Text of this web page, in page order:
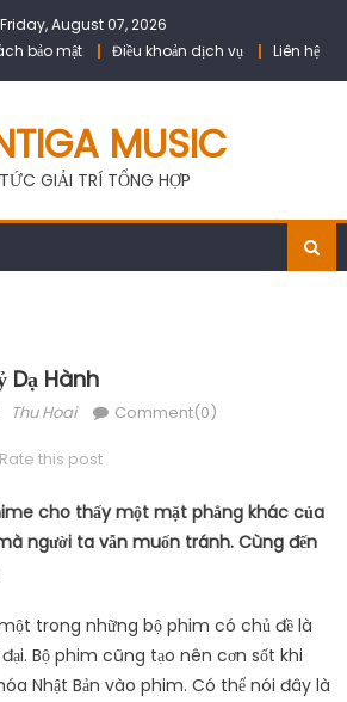
Friday, August 07, 2026
bảo mật Điều khoản dịch vụ Liên hệ
MUSIC
GIẢI TRÍ TỔNG HỢP
Dạ Hành
Author
Thu Hoai Comment(0)
Rate this post
cho thấy một mặt phẳng khác của
người ta vẫn muốn tránh. Cùng đến
trong những bộ phim có chủ đề là
Bộ phim cũng tạo nên cơn sốt khi
Nhật Bản vào phim. Có thể nói đây là